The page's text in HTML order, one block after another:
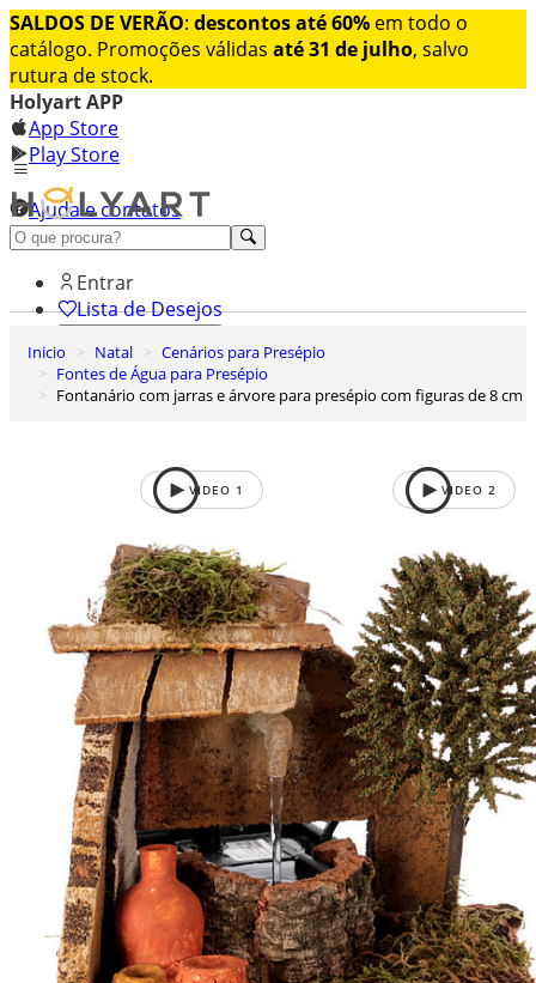
SALDOS DE VERÃO: descontos até 60% em todo o
catálogo. Promoções válidas até 31 de julho, salvo
rutura de stock.
Holyart APP
App Store
Play Store
Ajuda e contatos
Conheça premium
Entrar
Lista de Desejos
Carrinho de Compras
Inicio Natal
Cenários para Presépio
Fontes de Água para Presépio
Fontanário com jarras e árvore para presépio com figuras de 8 cm
VIDEO 1 VIDEO 2